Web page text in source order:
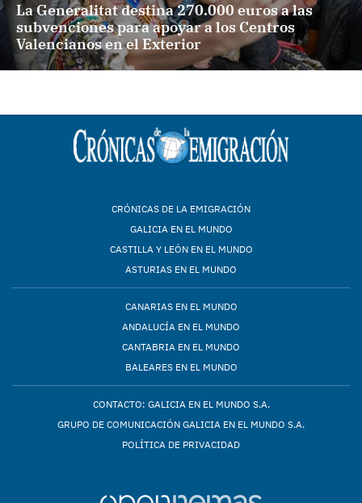
La Generalitat destina 270.000 euros a las
subvenciones para apoyar a los Centros
Valencianos en el Exterior
CRÓNICAS DE LA EMIGRACIÓN
GALICIA EN EL MUNDO
CASTILLA Y LEÓN EN EL MUNDO
ASTURIAS EN EL MUNDO
CANARIAS EN EL MUNDO
ANDALUCÍA EN EL MUNDO
CANTABRIA EN EL MUNDO
BALEARES EN EL MUNDO
CONTACTO: GALICIA EN EL MUNDO S.A.
GRUPO DE COMUNICACIÓN GALICIA EN EL MUNDO S.A.
POLÍTICA DE PRIVACIDAD